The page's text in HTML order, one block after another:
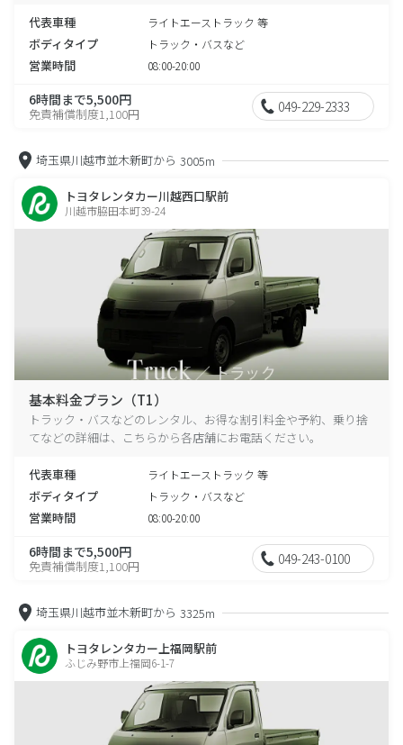
代表車種 ライトエーストラック 等
ボディタイプ トラック・バスなど
営業時間 08:00-20:00
6時間まで5,500円
免責補償制度1,100円 049-229-2333
埼玉県川越市並木新町から 3005m
トヨタレンタカー川越西口駅前
川越市脇田本町39-24
基本料金プラン（T1）
トラック・バスなどのレンタル、お得な割引料金や予約、乗り捨
てなどの詳細は、こちらから各店舗にお電話ください。
代表車種 ライトエーストラック 等
ボディタイプ トラック・バスなど
営業時間 08:00-20:00
6時間まで5,500円
免責補償制度1,100円 049-243-0100
埼玉県川越市並木新町から 3325m
トヨタレンタカー上福岡駅前
ふじみ野市上福岡6-1-7